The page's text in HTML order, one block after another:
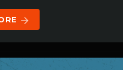
arrow_forward